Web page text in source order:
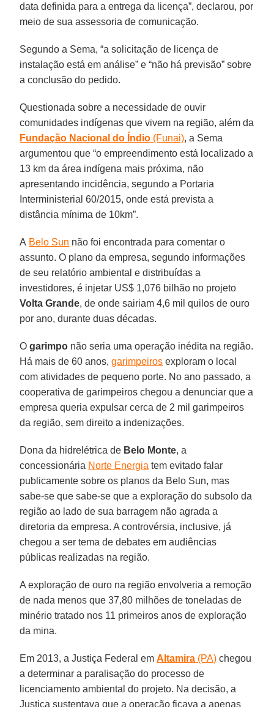
data definida para a entrega da licença”, declarou, por
meio de sua assessoria de comunicação.
Segundo a Sema, “a solicitação de licença de
instalação está em análise” e “não há previsão” sobre
a conclusão do pedido.
Questionada sobre a necessidade de ouvir
comunidades indígenas que vivem na região, além da
Fundação Nacional do Índio (Funai), a Sema
argumentou que “o empreendimento está localizado a
13 km da área indígena mais próxima, não
apresentando incidência, segundo a Portaria
Interministerial 60/2015, onde está prevista a
distância mínima de 10km”.
A Belo Sun não foi encontrada para comentar o
assunto. O plano da empresa, segundo informações
de seu relatório ambiental e distribuídas a
investidores, é injetar US$ 1,076 bilhão no projeto
Volta Grande, de onde sairiam 4,6 mil quilos de ouro
por ano, durante duas décadas.
Ogarimpo não seria uma operação inédita na região.
Há mais de 60 anos,garimpeiros exploram o local
com atividades de pequeno porte. No ano passado, a
cooperativa de garimpeiros chegou a denunciar que a
empresa queria expulsar cerca de 2 mil garimpeiros
da região, sem direito a indenizações.
Dona da hidrelétrica de Belo Monte, a
concessionária Norte Energia tem evitado falar
publicamente sobre os planos da Belo Sun, mas
sabe-se que sabe-se que a exploração do subsolo da
região ao lado de sua barragem não agrada a
diretoria da empresa. A controvérsia, inclusive, já
chegou a ser tema de debates em audiências
públicas realizadas na região.
A exploração de ouro na região envolveria a remoção
de nada menos que 37,80 milhões de toneladas de
minério tratado nos 11 primeiros anos de exploração
da mina.
Em 2013, a Justiça Federal emAltamira (PA) chegou
a determinar a paralisação do processo de
licenciamento ambiental do projeto. Na decisão, a
Justiça sustentava que a operação ficava a apenas